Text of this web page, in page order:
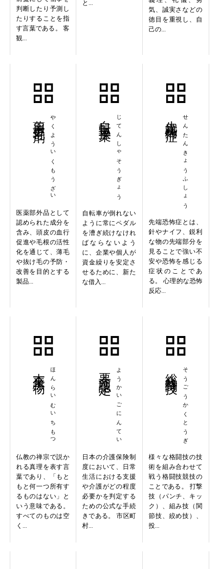
判断したり予測し
たりすることを指
す言葉である。 客
観...
と...
気、誠実さなどの
徳目を重視し、自
己の...
やくよういくもうざい
医薬部外品として
認められた成分を
含み、頭皮の血行
促進や毛根の活性
化を通じて、薄毛
や抜け毛の予防・
改善を目的とする
製品...
じてんしゃそうぎょう
自転車が倒れない
ように常にペダル
を漕ぎ続けなけれ
ばならないよう
に、企業や個人が
資金繰りを安定さ
せるために、新た
な借入...
せんたんきょうふしょう
先端恐怖症とは、
針やナイフ、鋭利
な物の先端部分を
見ることで強い不
安や恐怖を感じる
症状のことであ
る。 心理的な恐怖
反応...
ほんらいむいちもつ
仏教の禅宗で説か
れる真理を表す言
葉であり、「もと
もと何一つ所有す
るものはない」と
いう意味である。
すべてのものは空
く...
ようかいごにんてい
日本の介護保険制
度において、日常
生活における支援
や介護がどの程度
必要かを判定する
ための公式な手続
きである。 市区町
村...
そうごうかくとうぎ
様々な格闘技の技
術を組み合わせて
戦う格闘技競技の
ことである。 打撃
技（パンチ、キッ
ク）、組み技（関
節技、絞め技）、
投...